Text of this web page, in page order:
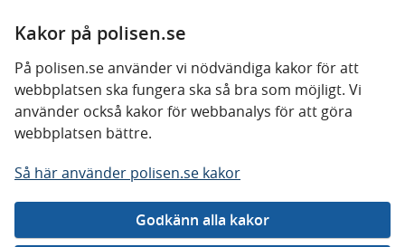
Kakor på polisen.se
På polisen.se använder vi nödvändiga kakor för att
webbplatsen ska fungera ska så bra som möjligt. Vi
använder också kakor för webbanalys för att göra
webbplatsen bättre.
Så här använder polisen.se kakor